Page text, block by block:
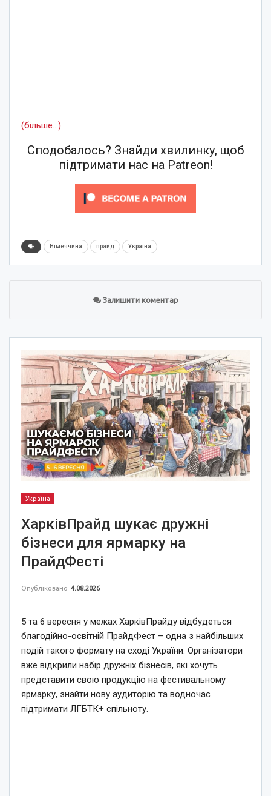
(більше…)
Сподобалось? Знайди хвилинку, щоб
підтримати нас на Patreon!
Німеччина прайд Україна
Залишити коментар
Україна
ХарківПрайд шукає дружні
бізнеси для ярмарку на
ПрайдФесті
Опубліковано 4.08.2026
5 та 6 вересня у межах ХарківПрайду відбудеться
благодійно-освітній ПрайдФест – одна з найбільших
подій такого формату на сході України. Організатори
вже відкрили набір дружніх бізнесів, які хочуть
представити свою продукцію на фестивальному
ярмарку, знайти нову аудиторію та водночас
підтримати ЛГБТК+ спільноту.